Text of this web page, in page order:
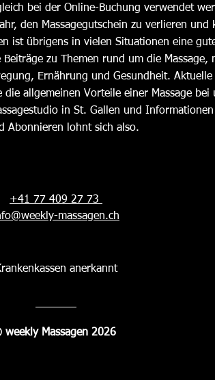
bei der Online-Buchung verwendet
den Massagegutschein zu verlieren und
ist übrigens in vielen Situationen eine
zu Themen rund um die Massage,
Ernährung und Gesundheit. Aktuelle
die allgemeinen Vorteile einer Massage bei
in St. Gallen und
Abonnieren lohnt sich also.
+41 77 409 27 73
massagen.ch
anerkannt
Massagen 2026